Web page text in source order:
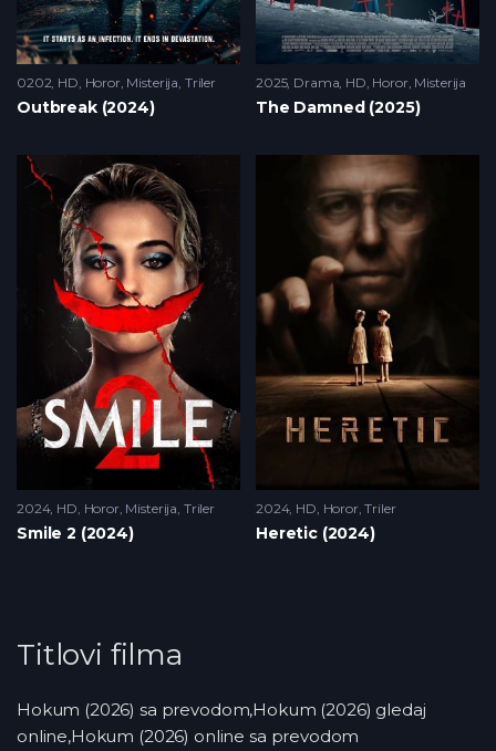
0202 HD Horor, Misterija Triler
Outbreak (2024)
2025 Drama HD Horor, Misterija
The Damned (2025)
2024 HD Horor, Misterija Triler
Smile 2 (2024)
2024 HD Horor,Triler
Heretic (2024)
Titlovi filma
Hokum (2026) sa prevodom,Hokum (2026) gledaj
online,Hokum (2026) online sa prevodom